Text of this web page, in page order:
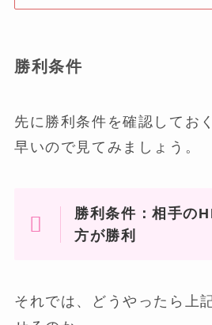
勝利条件
先に勝利条件を確認してお
早いので見てみましょう。
勝利条件：相手の
方が勝利
それでは、どうやったら上